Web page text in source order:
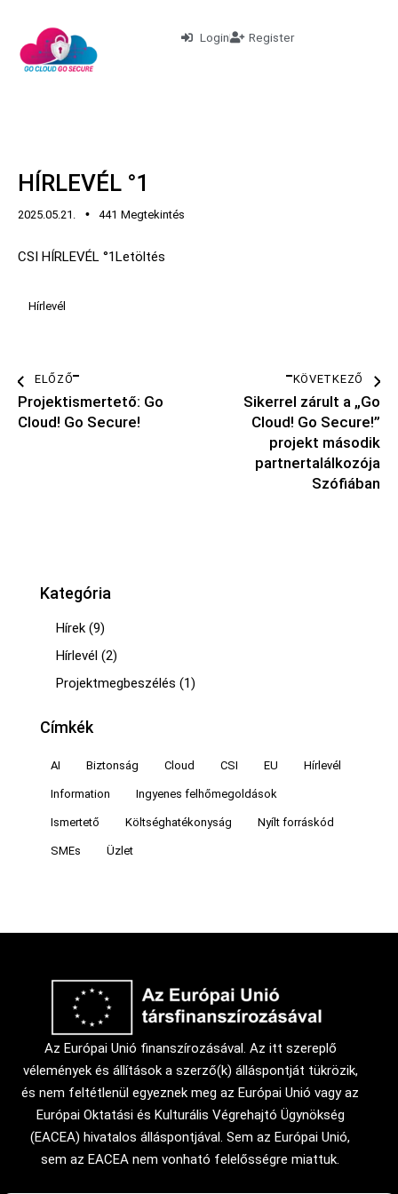
Login Register
HÍRLEVÉL °1
2025.05.21. 441 Megtekintés
CSI HÍRLEVÉL °1Letöltés
Hírlevél
ELŐZŐ
Projektismertető: Go
Cloud! Go Secure!
KÖVETKEZŐ
Sikerrel zárult a „Go
Cloud! Go Secure!”
projekt második
partnertalálkozója
Szófiában
Kategória
Hírek (9)
Hírlevél (2)
Projektmegbeszélés (1)
Címkék
AI Biztonság Cloud CSI EU Hírlevél
Information Ingyenes felhőmegoldások
Ismertető Költséghatékonyság Nyílt forráskód
SMEs Üzlet
Az Európai Unió finanszírozásával. Az itt szereplő
vélemények és állítások a szerző(k) álláspontját tükrözik,
és nem feltétlenül egyeznek meg az Európai Unió vagy az
Európai Oktatási és Kulturális Végrehajtó Ügynökség
(EACEA) hivatalos álláspontjával. Sem az Európai Unió,
sem az EACEA nem vonható felelősségre miattuk.